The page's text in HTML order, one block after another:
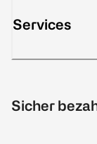
Services
Sicher